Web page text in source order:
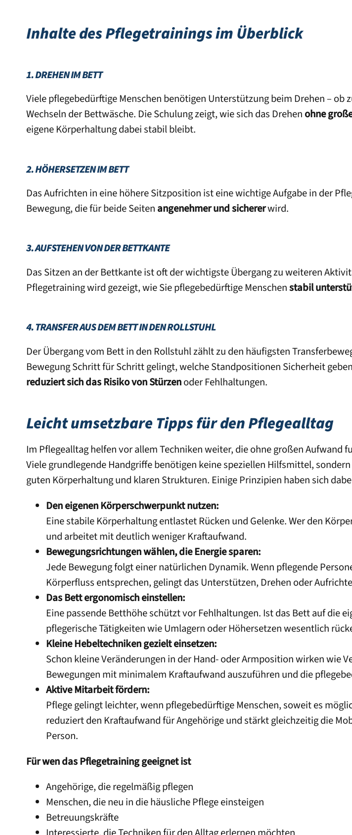
Inhalte des Pflegetrainings im Überblick
1. DREHEN IM BETT
Viele pflegebedürftige Menschen benötigen Unterstützung beim Drehen – ob
Wechseln der Bettwäsche. Die Schulung zeigt, wie sich das Drehen ohne
eigene Körperhaltung dabei stabil bleibt.
2. HÖHERSETZEN IM BETT
Das Aufrichten in eine höhere Sitzposition ist eine wichtige Aufgabe in der
Bewegung, die für beide Seiten angenehmer und sichererwird.
3. AUFSTEHEN VON DER BETTKANTE
Das Sitzen an der Bettkante ist oft der wichtigste Übergang zu weiteren
Pflegetraining wird gezeigt, wie Sie pflegebedürftige Menschenstabil
4. TRANSFER AUS DEM BETT IN DEN ROLLSTUHL
Der Übergang vom Bett in den Rollstuhl zählt zu den häufigsten
Bewegung Schritt für Schritt gelingt, welche Standpositionen Sicherheit
reduziert sich das Risiko von Stürzenoder Fehlhaltungen.
Leicht umsetzbare Tipps für den Pflegealltag
Im Pflegealltag helfen vor allem Techniken weiter, die ohne großen Aufwand
Viele grundlegende Handgriffe benötigen keine speziellen Hilfsmittel,
guten Körperhaltung und klaren Strukturen. Einige Prinzipien haben sich
Den eigenen Körperschwerpunkt nutzen:
Eine stabile Körperhaltung entlastet Rücken und Gelenke. Wer den
und arbeitet mit deutlich weniger Kraftaufwand.
Bewegungsrichtungen wählen, die Energie sparen:
Jede Bewegung folgt einer natürlichen Dynamik. Wenn pflegende
Körperfluss entsprechen, gelingt das Unterstützen, Drehen oder
Das Bett ergonomisch einstellen:
Eine passende Betthöhe schützt vor Fehlhaltungen. Ist das Bett auf die
pflegerische Tätigkeiten wie Umlagern oder Höhersetzen wesentlich
Kleine Hebeltechniken gezielt einsetzen:
Schon kleine Veränderungen in der Hand- oder Armposition wirken wie
Bewegungen mit minimalem Kraftaufwand auszuführen und die
Aktive Mitarbeit fördern:
Pflege gelingt leichter, wenn pflegebedürftige Menschen, soweit es
reduziert den Kraftaufwand für Angehörige und stärkt gleichzeitig die
Person.
Für wen das Pflegetraining geeignet ist
Angehörige, die regelmäßig pflegen
Menschen, die neu in die häusliche Pflege einsteigen
Betreuungskräfte